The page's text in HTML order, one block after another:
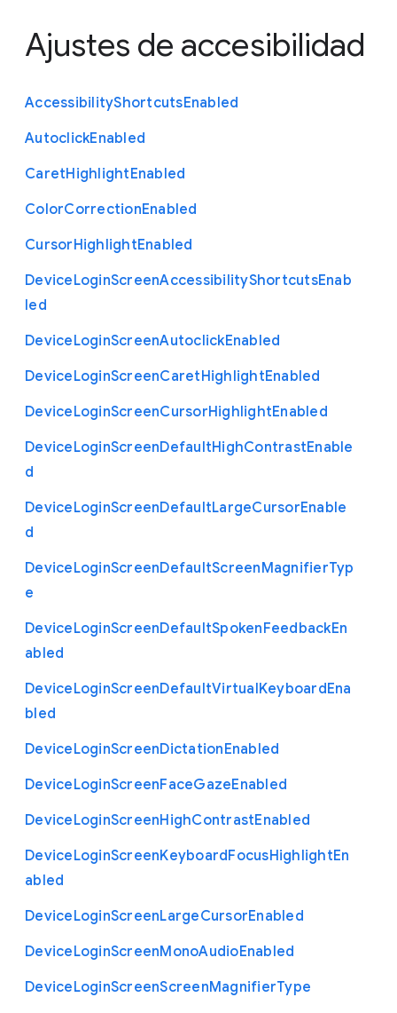
Ajustes de accesibilidad
AccessibilityShortcutsEnabled
AutoclickEnabled
CaretHighlightEnabled
ColorCorrectionEnabled
CursorHighlightEnabled
DeviceLoginScreenAccessibilityShortcutsEnab
led
DeviceLoginScreenAutoclickEnabled
DeviceLoginScreenCaretHighlightEnabled
DeviceLoginScreenCursorHighlightEnabled
DeviceLoginScreenDefaultHighContrastEnable
d
DeviceLoginScreenDefaultLargeCursorEnable
d
DeviceLoginScreenDefaultScreenMagnifierTyp
e
DeviceLoginScreenDefaultSpokenFeedbackEn
abled
DeviceLoginScreenDefaultVirtualKeyboardEna
bled
DeviceLoginScreenDictationEnabled
DeviceLoginScreenFaceGazeEnabled
DeviceLoginScreenHighContrastEnabled
DeviceLoginScreenKeyboardFocusHighlightEn
abled
DeviceLoginScreenLargeCursorEnabled
DeviceLoginScreenMonoAudioEnabled
DeviceLoginScreenScreenMagnifierType